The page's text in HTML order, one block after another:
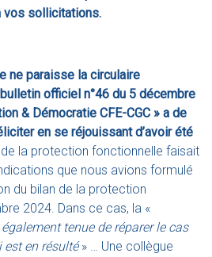
vos sollicitations.
ne paraisse la circulaire
officiel n°46 du 5 décembre
& Démocratie CFE-CGC » a de
en se réjouissant d’avoir été
de la protection fonctionnelle faisait
que nous avions formulé
du bilan de la protection
2024. Dans ce cas, la «
tenue de réparer le cas
est en résulté» … Une collègue